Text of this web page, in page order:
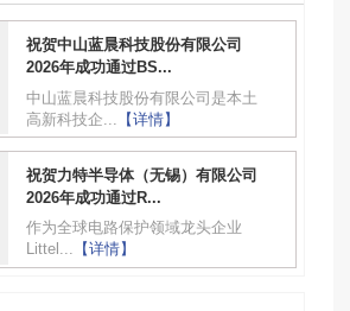
祝贺中山蓝晨科技股份有限公司
2026年成功通过BS...
中山蓝晨科技股份有限公司是本土
高新科技企...
【详情】
祝贺力特半导体（无锡）有限公司
2026年成功通过R...
作为全球电路保护领域龙头企业
Littel... 【详情】